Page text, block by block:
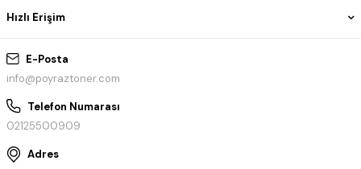
E-Posta
info@poyraztoner.com
Telefon Numarası
02125500909
Adres
Hızlı Erişim